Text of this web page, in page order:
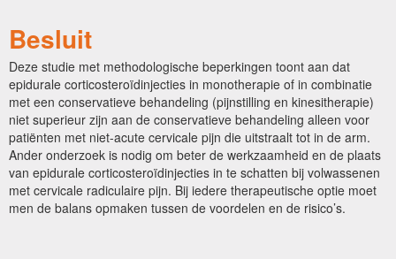
Besluit
Deze studie met methodologische beperkingen toont aan dat
epidurale corticosteroïdinjecties in monotherapie of in combinatie
met een conservatieve behandeling (pijnstilling en kinesitherapie)
niet superieur zijn aan de conservatieve behandeling alleen voor
patiënten met niet-acute cervicale pijn die uitstraalt tot in de arm.
Ander onderzoek is nodig om beter de werkzaamheid en de plaats
van epidurale corticosteroïdinjecties in te schatten bij volwassenen
met cervicale radiculaire pijn. Bij iedere therapeutische optie moet
men de balans opmaken tussen de voordelen en de risico’s.